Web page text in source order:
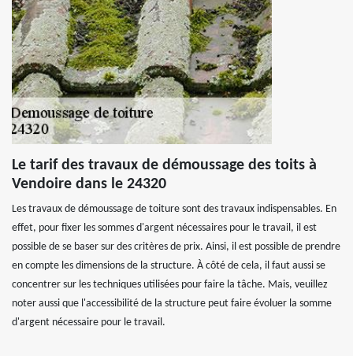
Le tarif des travaux de démoussage des toits à
Vendoire dans le 24320
Les travaux de démoussage de toiture sont des travaux indispensables. En
effet, pour fixer les sommes d'argent nécessaires pour le travail, il est
possible de se baser sur des critères de prix. Ainsi, il est possible de prendre
en compte les dimensions de la structure. À côté de cela, il faut aussi se
concentrer sur les techniques utilisées pour faire la tâche. Mais, veuillez
noter aussi que l'accessibilité de la structure peut faire évoluer la somme
d'argent nécessaire pour le travail.